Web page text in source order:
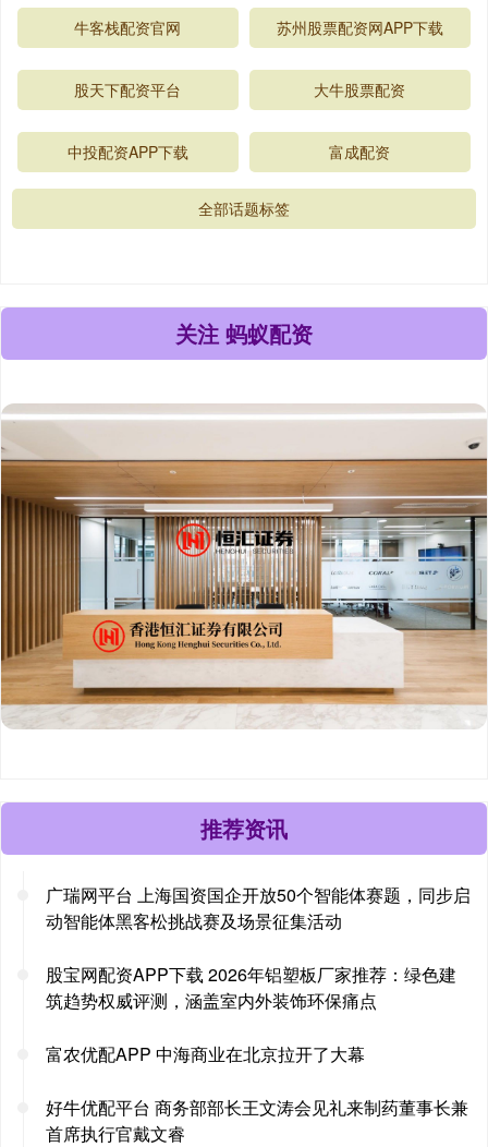
牛客栈配资官网 苏州股票配资网APP下载
股天下配资平台 大牛股票配资
中投配资APP下载 富成配资
全部话题标签
关注 蚂蚁配资
推荐资讯
广瑞网平台 上海国资国企开放50个智能体赛题，同步启
动智能体黑客松挑战赛及场景征集活动
股宝网配资APP下载 2026年铝塑板厂家推荐：绿色建
筑趋势权威评测，涵盖室内外装饰环保痛点
富农优配APP 中海商业在北京拉开了大幕
好牛优配平台 商务部部长王文涛会见礼来制药董事长兼
首席执行官戴文睿